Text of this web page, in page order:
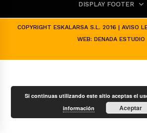
DISPLAY FOOTER
COPYRIGHT ESKALARSA S.L. 2016 | AVISO
WEB: DENADA ESTUDIO
Si continuas utilizando este sitio aceptas el
información
Aceptar